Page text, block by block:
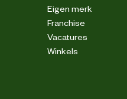
Eigen merk
Franchise
Vacatures
Winkels